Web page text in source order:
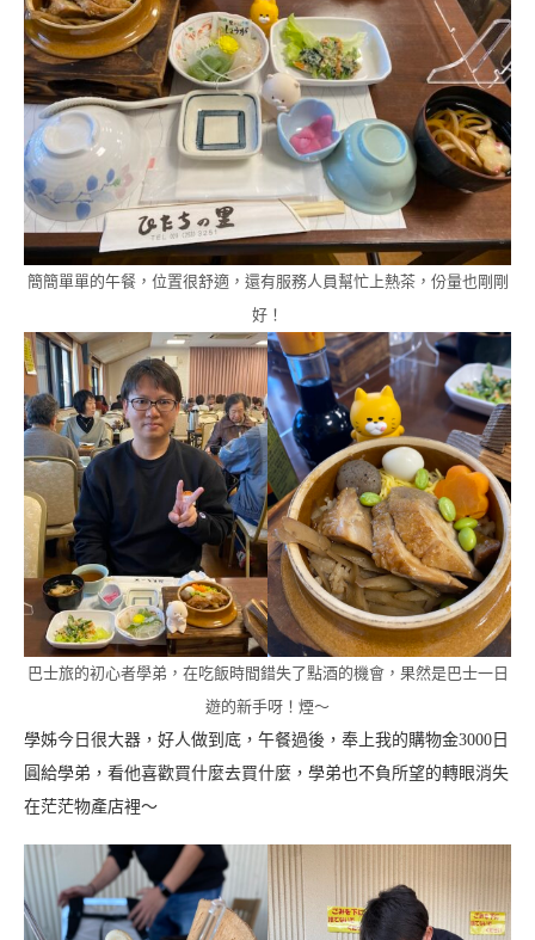
簡簡單單的午餐，位置很舒適，還有服務人員幫忙上熱茶，份量也剛剛
好！
巴士旅的初心者學弟，在吃飯時間錯失了點酒的機會，果然是巴士一日
遊的新手呀！煙～
學姊今日很大器，好人做到底，午餐過後，奉上我的購物金3000日
圓給學弟，看他喜歡買什麼去買什麼，學弟也不負所望的轉眼消失
在茫茫物產店裡～